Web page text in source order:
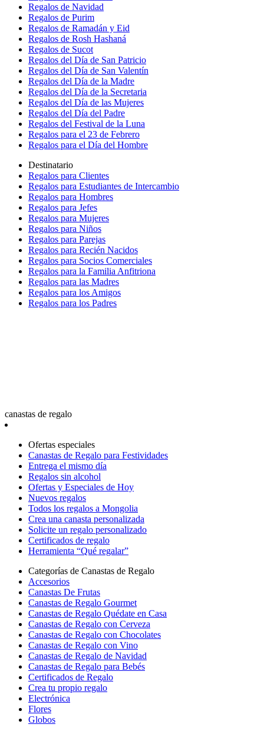
Regalos de Navidad
Regalos de Purim
Regalos de Ramadán y Eid
Regalos de Rosh Hashaná
Regalos de Sucot
Regalos del Día de San Patricio
Regalos del Día de San Valentín
Regalos del Día de la Madre
Regalos del Día de la Secretaria
Regalos del Día de las Mujeres
Regalos del Día del Padre
Regalos del Festival de la Luna
Regalos para el 23 de Febrero
Regalos para el Día del Hombre
Destinatario
Regalos para Clientes
Regalos para Estudiantes de Intercambio
Regalos para Hombres
Regalos para Jefes
Regalos para Mujeres
Regalos para Niños
Regalos para Parejas
Regalos para Recién Nacidos
Regalos para Socios Comerciales
Regalos para la Familia Anfitriona
Regalos para las Madres
Regalos para los Amigos
Regalos para los Padres
canastas de regalo
Ofertas especiales
Canastas de Regalo para Festividades
Entrega el mismo día
Regalos sin alcohol
Ofertas y Especiales de Hoy
Nuevos regalos
Todos los regalos a Mongolia
Crea una canasta personalizada
Solicite un regalo personalizado
Certificados de regalo
Herramienta “Qué regalar”
Categorías de Canastas de Regalo
Accesorios
Canastas De Frutas
Canastas de Regalo Gourmet
Canastas de Regalo Quédate en Casa
Canastas de Regalo con Cerveza
Canastas de Regalo con Chocolates
Canastas de Regalo con Vino
Canastas de Regalo de Navidad
Canastas de Regalo para Bebés
Certificados de Regalo
Crea tu propio regalo
Electrónica
Flores
Globos